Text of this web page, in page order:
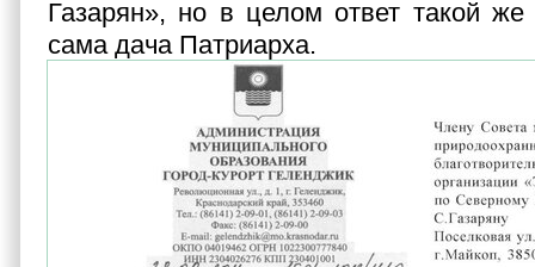
Газарян», но в целом ответ такой же
сама дача Патриарха.